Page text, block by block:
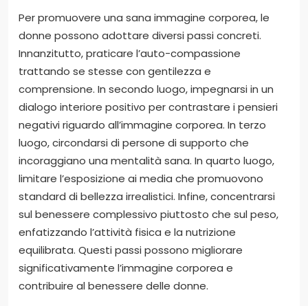
Per promuovere una sana immagine corporea, le
donne possono adottare diversi passi concreti.
Innanzitutto, praticare l’auto-compassione
trattando se stesse con gentilezza e
comprensione. In secondo luogo, impegnarsi in un
dialogo interiore positivo per contrastare i pensieri
negativi riguardo all’immagine corporea. In terzo
luogo, circondarsi di persone di supporto che
incoraggiano una mentalità sana. In quarto luogo,
limitare l’esposizione ai media che promuovono
standard di bellezza irrealistici. Infine, concentrarsi
sul benessere complessivo piuttosto che sul peso,
enfatizzando l’attività fisica e la nutrizione
equilibrata. Questi passi possono migliorare
significativamente l’immagine corporea e
contribuire al benessere delle donne.